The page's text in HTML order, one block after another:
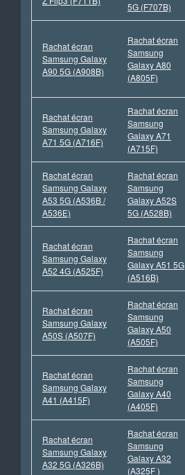
5G (F707B)
Rachat écran
Samsung Galaxy
A90 5G (A908B)
Rachat écran
Samsung
Galaxy A80
(A805F)
Rachat écran
Samsung Galaxy
A71 5G (A716F)
Rachat écran
Samsung
Galaxy A71
(A715F)
Rachat écran
Samsung Galaxy
A53 5G (A536B /
A536E)
Rachat écran
Samsung
Galaxy A52S
5G (A528B)
Rachat écran
Samsung Galaxy
A52 4G (A525F)
Rachat écran
Samsung
Galaxy A51 5G
(A516B)
Rachat écran
Samsung Galaxy
A50S (A507F)
Rachat écran
Samsung
Galaxy A50
(A505F)
Rachat écran
Samsung Galaxy
A41 (A415F)
Rachat écran
Samsung
Galaxy A40
(A405F)
Rachat écran
Samsung Galaxy
A32 5G (A326B)
Rachat écran
Samsung
Galaxy A32
(A325F )